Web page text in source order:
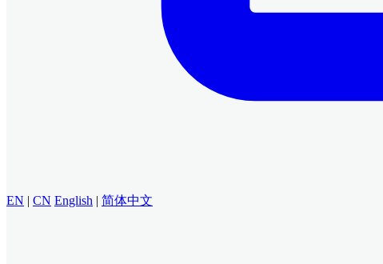
EN | CN English | 简体中文